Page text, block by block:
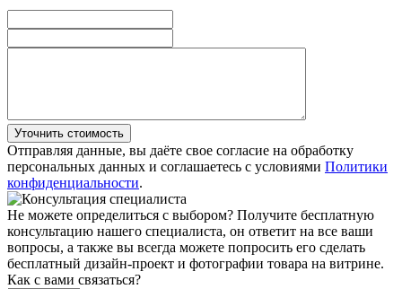
Уточнить стоимость
Отправляя данные, вы даёте свое согласие на обработку
персональных данных и соглашаетесь с условиями Политики
конфиденциальности.
Не можете определиться с выбором? Получите бесплатную
консультацию нашего специалиста, он ответит на все ваши
вопросы, а также вы всегда можете попросить его сделать
бесплатный дизайн-проект и фотографии товара на витрине.
Как с вами связаться?